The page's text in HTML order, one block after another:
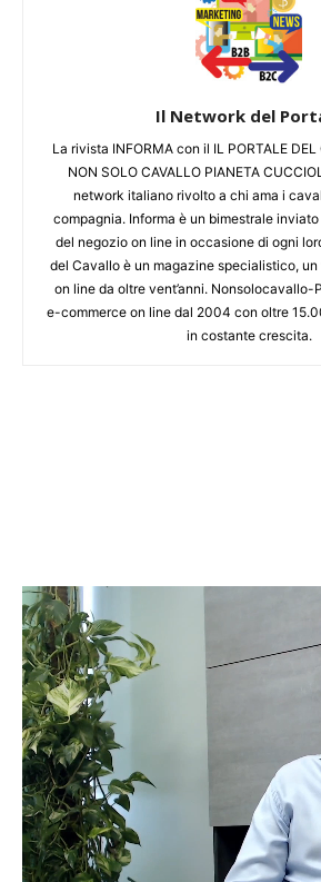
Il Network del
La rivista INFORMA con il IL PORTALE
NON SOLO CAVALLO PIANETA
network italiano rivolto a chi ama i
compagnia. Informa è un bimestrale
del negozio on line in occasione di ogni
del Cavallo è un magazine specialistico,
on line da oltre vent’anni.
e-commerce on line dal 2004 con oltre
in costante crescita.